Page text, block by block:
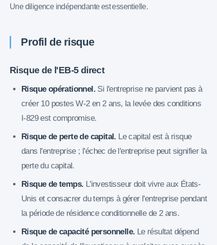
Une diligence indépendante est essentielle.
Profil de risque
Risque de l'EB-5 direct
Risque opérationnel. Si l'entreprise ne parvient pas à
créer 10 postes W-2 en 2 ans, la levée des conditions
I-829 est compromise.
Risque de perte de capital. Le capital est à risque
dans l'entreprise ; l'échec de l'entreprise peut signifier la
perte du capital.
Risque de temps. L'investisseur doit vivre aux États-
Unis et consacrer du temps à gérer l'entreprise pendant
la période de résidence conditionnelle de 2 ans.
Risque de capacité personnelle. Le résultat dépend